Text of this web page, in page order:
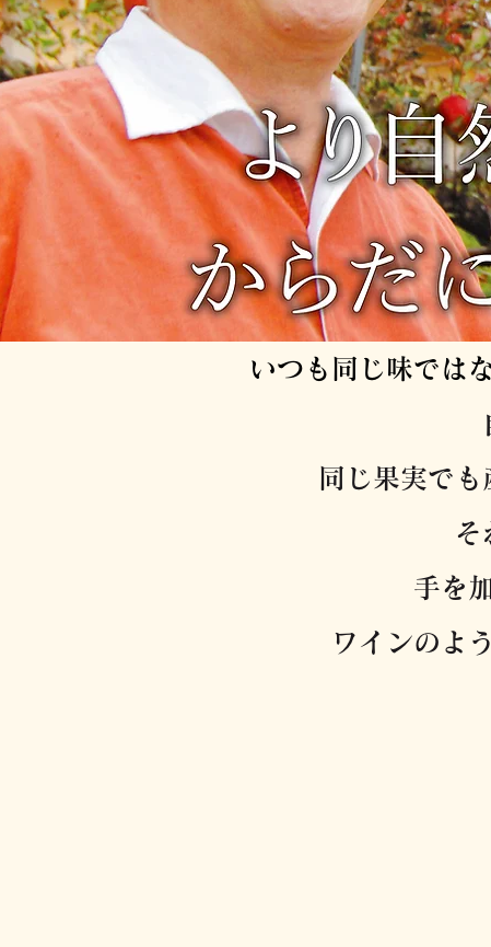
いつも同じ味では
同じ果実でも
そ
手を
ワインのよ